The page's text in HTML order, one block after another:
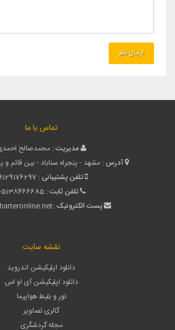
تماس با ما
مدیریت :محمدصالح
آدرس : مشهد - پنجراه سناباد - بین قائم و
تلفن پشتیبانی :
تلفن ثابت :
پست الکترونیک :
نقشه سایت
دانلود اپلیکیشن اندروید
دانلود اپلیکیشن آی او اس
تور و بلیط هواپیما
گالری تصاویر
مجله گردشگری